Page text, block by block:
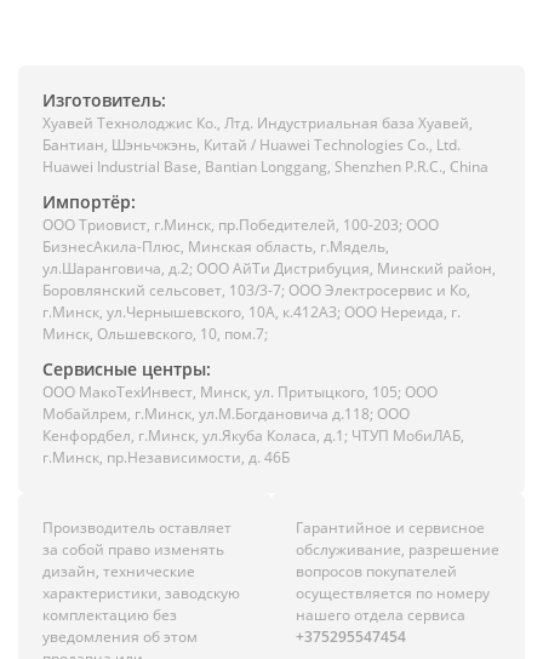
Изготовитель:
Хуавей Технолоджис Ко., Лтд. Индустриальная база Хуавей,
Бантиан, Шэньчжэнь, Китай / Huawei Technologies Co., Ltd.
Huawei Industrial Base, Bantian Longgang, Shenzhen P.R.C., China
Импортёр:
ООО Триовист, г.Минск, пр.Победителей, 100-203; ООО
БизнесАкила-Плюс, Минская область, г.Мядель,
ул.Шаранговича, д.2; ООО АйТи Дистрибуция, Минский район,
Боровлянский сельсовет, 103/3-7; ООО Электросервис и Ко,
г.Минск, ул.Чернышевского, 10А, к.412АЗ; ООО Нереида, г.
Минск, Ольшевского, 10, пом.7;
Сервисные центры:
ООО МакоТехИнвест, Минск, ул. Притыцкого, 105; ООО
Мобайлрем, г.Минск, ул.М.Богдановича д.118; ООО
Кенфордбел, г.Минск, ул.Якуба Коласа, д.1; ЧТУП МобиЛАБ,
г.Минск, пр.Независимости, д. 46Б
Производитель оставляет
за собой право изменять
дизайн, технические
характеристики, заводскую
комплектацию без
уведомления об этом
Гарантийное и сервисное
обслуживание, разрешение
вопросов покупателей
осуществляется по номеру
нашего отдела сервиса
+375295547454